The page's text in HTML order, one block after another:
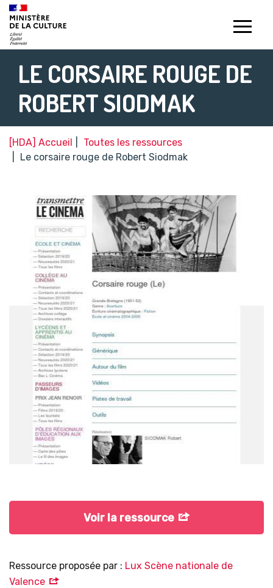
LE CORSAIRE ROUGE DE
ROBERT SIODMAK
[HDA] Accueil
Toutes les ressources
Le corsaire rouge de Robert Siodmak
Ressource proposée par : Lux Scène nationale de
Valence
Voir la ressource
Gestion de vos préférences sur les témoins de connexion